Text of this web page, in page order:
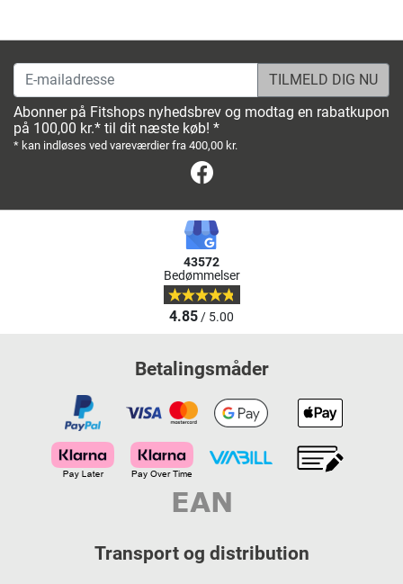
E-mailadresse
Abonner på Fitshops nyhedsbrev og modtag en rabatkupon
på 100,00 kr.* til dit næste køb! *
* kan indløses ved vareværdier fra 400,00 kr.
43572
Bedømmelser
4.85/ 5.00
Betalingsmåder
Transport og distribution